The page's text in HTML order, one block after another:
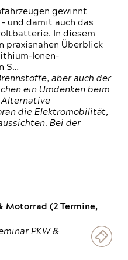
gewinnt
und damit auch das
In diesem
praxisnahen Überblick
Ionen-
S…
aber auch der
ein Umdenken beim
Alternative
die Elektromobilität,
Bei der
Motorrad (2 Termine,
PKW &